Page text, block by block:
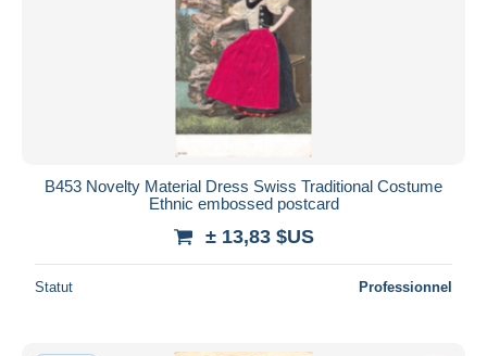
B453 Novelty Material Dress Swiss Traditional Costume
Ethnic embossed postcard
± 13,83 $US
Statut Professionnel